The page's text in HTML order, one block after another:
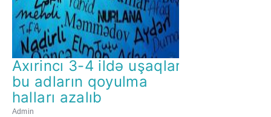
Axırincı 3-4 ildə uşaqlara
bu adların qoyulma
halları azalıb
Admin